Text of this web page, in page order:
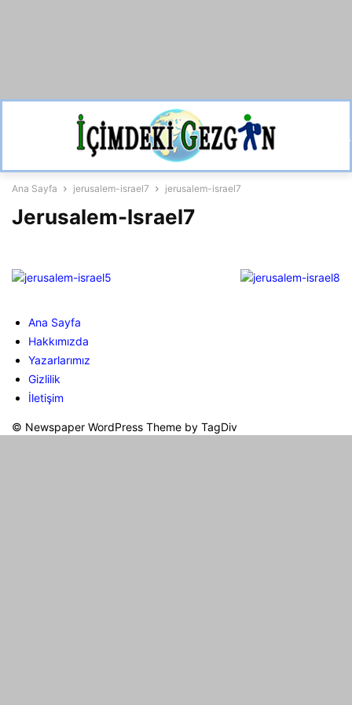
Ana Sayfa jerusalem-israel7 jerusalem-israel7
Jerusalem-Israel7
Ana Sayfa
Hakkımızda
Yazarlarımız
Gizlilik
İletişim
© Newspaper WordPress Theme by TagDiv